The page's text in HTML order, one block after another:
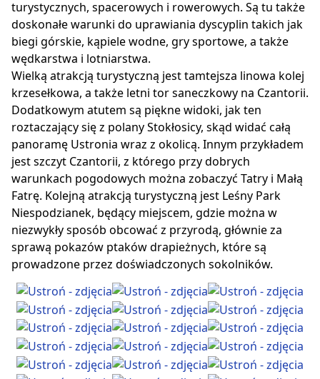
turystycznych, spacerowych i rowerowych. Są tu także
doskonałe warunki do uprawiania dyscyplin takich jak
biegi górskie, kąpiele wodne, gry sportowe, a także
wędkarstwa i lotniarstwa.
Wielką atrakcją turystyczną jest tamtejsza linowa kolej
krzesełkowa, a także letni tor saneczkowy na Czantorii.
Dodatkowym atutem są piękne widoki, jak ten
roztaczający się z polany Stokłosicy, skąd widać całą
panoramę Ustronia wraz z okolicą. Innym przykładem
jest szczyt Czantorii, z którego przy dobrych
warunkach pogodowych można zobaczyć Tatry i Małą
Fatrę. Kolejną atrakcją turystyczną jest Leśny Park
Niespodzianek, będący miejscem, gdzie można w
niezwykły sposób obcować z przyrodą, głównie za
sprawą pokazów ptaków drapieżnych, które są
prowadzone przez doświadczonych sokolników.